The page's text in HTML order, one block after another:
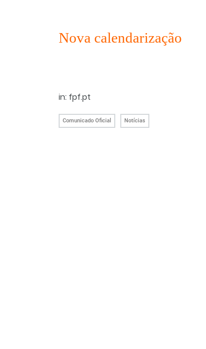
Nova calendarização
in: fpf.pt
Comunicado Oficial Notícias